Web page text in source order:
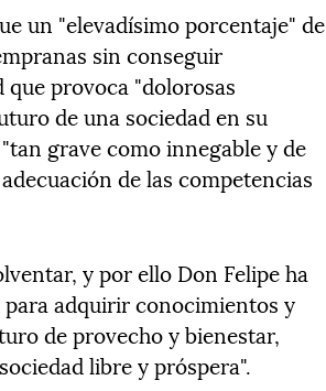
un "elevadísimo porcentaje" de
sin conseguir
provoca "dolorosas
de una sociedad en su
grave como innegable y de
de las competencias
y por ello Don Felipe ha
adquirir conocimientos y
de provecho y bienestar,
libre y próspera".